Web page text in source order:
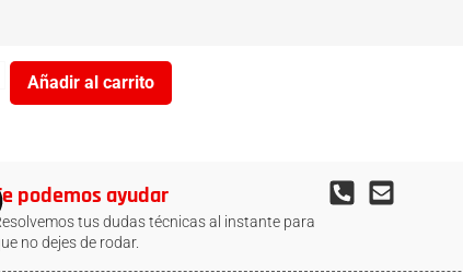
Añadir al carrito
podemos ayudar
tus dudas técnicas al instante para
no dejes de rodar.